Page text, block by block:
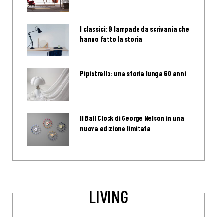
I classici: 9 lampade da scrivania che
hanno fatto la storia
Pipistrello: una storia lunga 60 anni
Il Ball Clock di George Nelson in una
nuova edizione limitata
LIVING